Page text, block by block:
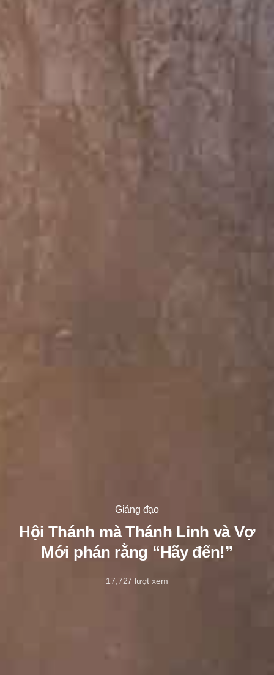
Giảng đạo
Hội Thánh mà Thánh Linh và Vợ
Mới phán rằng “Hãy đến!”
10/7/2024
17,727 lượt xem